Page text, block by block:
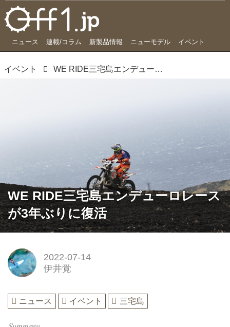
ニュース 連載/コラム 新製品情報 ニューモデル イベント
イベント WE RIDE三宅島エンデューロレースが3年ぶりに復活
WE RIDE三宅島エンデューロレース
が3年ぶりに復活
2022-07-14
伊井覚
ニュース イベント 三宅島